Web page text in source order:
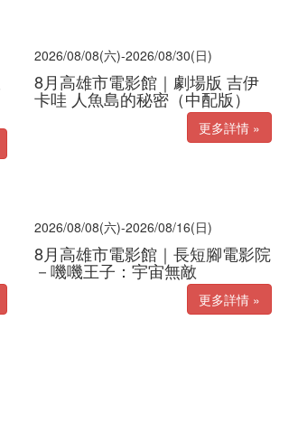
2026/08/08(六)-2026/08/30(日)
8月高雄市電影館｜劇場版 吉伊
卡哇 人魚島的秘密（中配版）
更多詳情 »
2026/08/08(六)-2026/08/16(日)
8月高雄市電影館｜長短腳電影院
－嘰嘰王子：宇宙無敵
更多詳情 »